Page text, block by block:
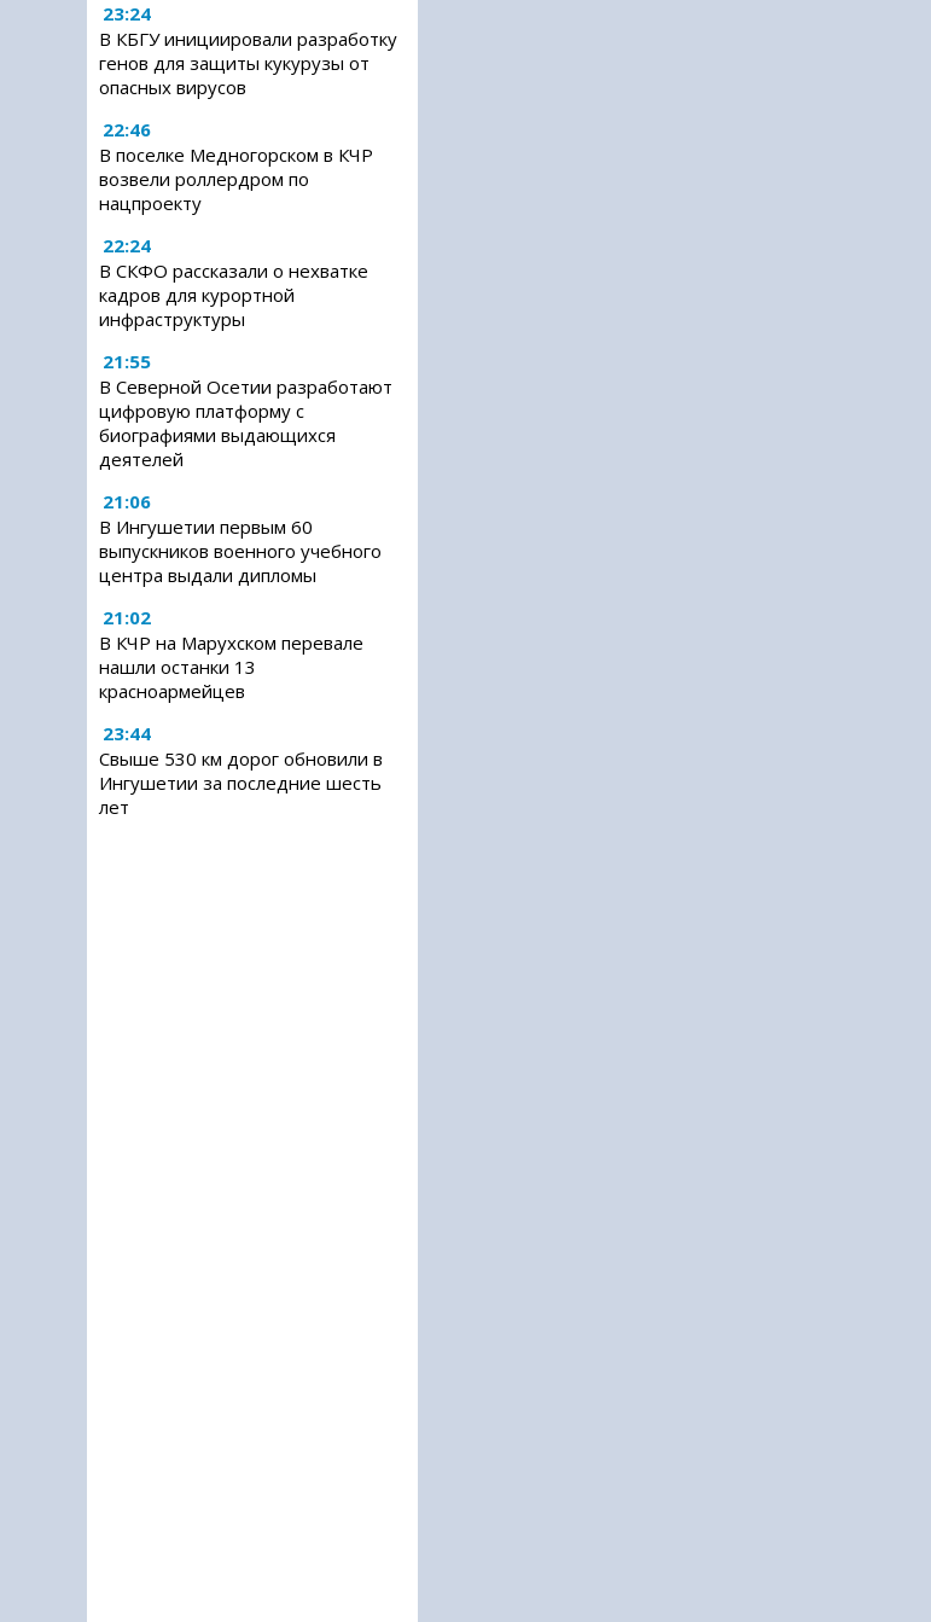
23:24
В КБГУ инициировали разработку
генов для защиты кукурузы от
опасных вирусов
22:46
В поселке Медногорском в КЧР
возвели роллердром по
нацпроекту
22:24
В СКФО рассказали о нехватке
кадров для курортной
инфраструктуры
21:55
В Северной Осетии разработают
цифровую платформу с
биографиями выдающихся
деятелей
21:06
В Ингушетии первым 60
выпускников военного учебного
центра выдали дипломы
21:02
В КЧР на Марухском перевале
нашли останки 13
красноармейцев
23:44
Свыше 530 км дорог обновили в
Ингушетии за последние шесть
лет